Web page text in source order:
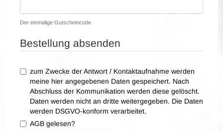
Der einmalige Gutscheincode
Bestellung absenden
zum Zwecke der Antwort / Kontaktaufnahme werden
meine hier angegebenen Daten gespeichert. Nach
Abschluss der Kommunikation werden diese gelöscht.
Daten werden nicht an dritte weitergegeben. Die Daten
werden DSGVO-konform verarbeitet.
AGB gelesen?